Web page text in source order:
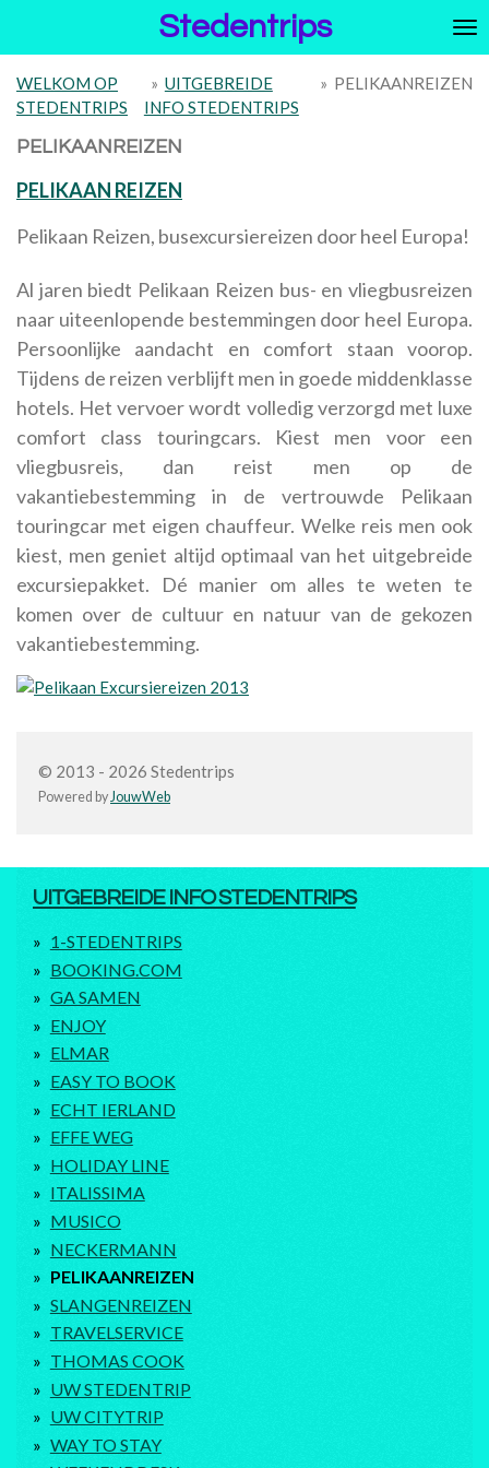
de
hoofdinhoud
Stedentrips
WELKOM OP
STEDENTRIPS
» UITGEBREIDE
INFO STEDENTRIPS
» PELIKAANREIZEN
PELIKAANREIZEN
PELIKAAN REIZEN
Pelikaan Reizen, busexcursiereizen door heel Europa!
Al jaren biedt Pelikaan Reizen bus- en vliegbusreizen
naar uiteenlopende bestemmingen door heel Europa.
Persoonlijke aandacht en comfort staan voorop.
Tijdens de reizen verblijft men in goede middenklasse
hotels. Het vervoer wordt volledig verzorgd met luxe
comfort class touringcars. Kiest men voor een
vliegbusreis, dan reist men op de
vakantiebestemming in de vertrouwde Pelikaan
touringcar met eigen chauffeur. Welke reis men ook
kiest, men geniet altijd optimaal van het uitgebreide
excursiepakket. Dé manier om alles te weten te
komen over de cultuur en natuur van de gekozen
vakantiebestemming.
© 2013 - 2026 Stedentrips
Powered byJouwWeb
UITGEBREIDE INFO STEDENTRIPS
1-STEDENTRIPS
BOOKING.COM
GA SAMEN
ENJOY
ELMAR
EASY TO BOOK
ECHT IERLAND
EFFE WEG
HOLIDAY LINE
ITALISSIMA
MUSICO
NECKERMANN
PELIKAANREIZEN
SLANGENREIZEN
TRAVELSERVICE
THOMAS COOK
UW STEDENTRIP
UW CITYTRIP
WAY TO STAY